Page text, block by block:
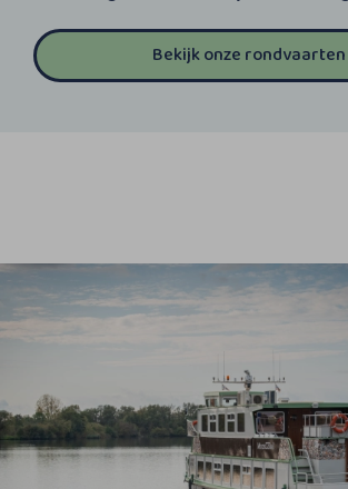
Bekijk onze rondvaarten